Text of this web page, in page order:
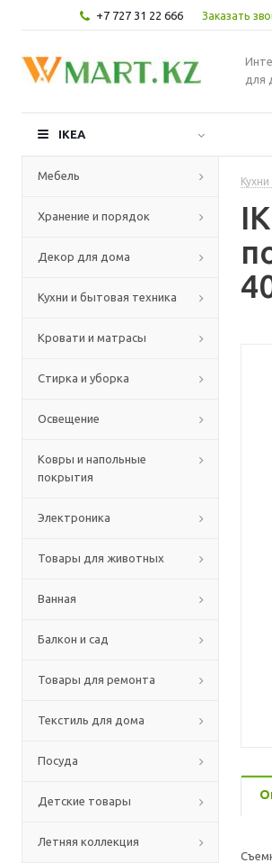
+7 727 31 22 666 Заказать
для
IKEA
Мебель
Хранение и порядок
Декор для дома
Кухни и бытовая техника
Кровати и матрасы
Стирка и уборка
Освещение
Ковры и напольные
покрытия
Электроника
Товары для животных
Ванная
Балкон и сад
Товары для ремонта
Текстиль для дома
Посуда
Детские товары
Летняя коллекция